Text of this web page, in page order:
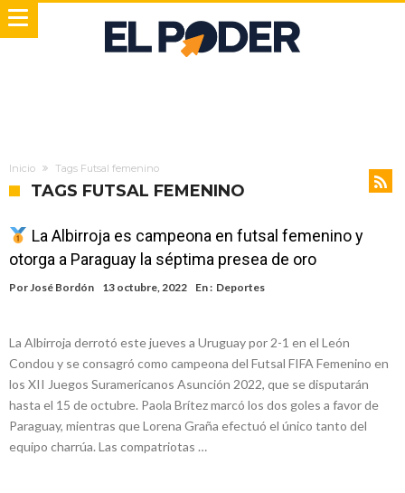
Inicio Tags Futsal femenino
TAGS FUTSAL FEMENINO
La Albirroja es campeona en futsal femenino y
otorga a Paraguay la séptima presea de oro
PorJosé Bordón 13 octubre, 2022 En : Deportes
La Albirroja derrotó este jueves a Uruguay por 2-1 en el León
Condou y se consagró como campeona del Futsal FIFA Femenino en
los XII Juegos Suramericanos Asunción 2022, que se disputarán
hasta el 15 de octubre. Paola Brítez marcó los dos goles a favor de
Paraguay, mientras que Lorena Graña efectuó el único tanto del
equipo charrúa. Las compatriotas …